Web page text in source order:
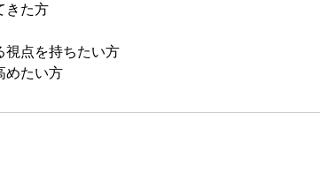
きた方
視点を持ちたい方
めたい方